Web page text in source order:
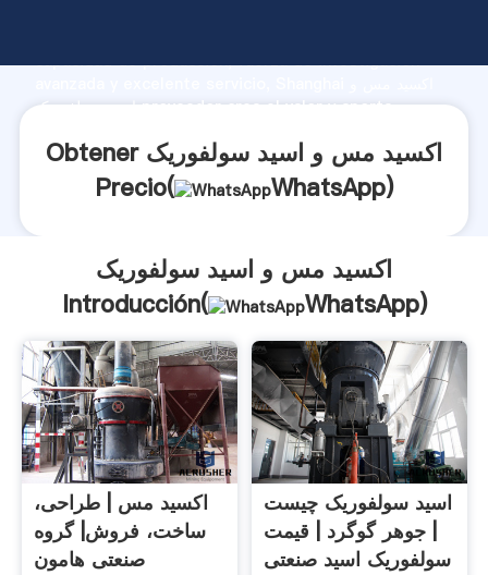
capacidad de producción, fuerza de investigación
اسید سولفوریک proveedor crea el valor y aporta
Obtener اکسید مس و اسید سولفوریک
Precio(
WhatsApp)
اکسید مس و اسید سولفوریک
Introducción(
WhatsApp)
اکسید مس | طراحی،
ساخت، فروش| گروه
صنعتی هامون
اسید سولفوریک چیست
| جوهر گوگرد | قیمت
سولفوریک اسید صنعتی